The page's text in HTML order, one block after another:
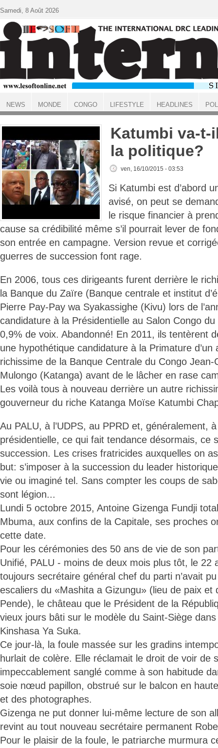
ACCUEIL
Katumbi va-t-
la politique?
ven, 16/10/2015 - 03:53
Si Katumbi est d’abord
avisé, on peut se
le risque financier à
cause sa crédibilité même s’il pourrait lever de
son entrée en campagne. Version revue et
guerres de succession font rage.
En 2006, tous ces dirigeants furent derrière le
la Banque du Zaïre (Banque centrale et institut
Pierre Pay-Pay wa Syakassighe (Kivu) lors de
candidature à la Présidentielle au Salon Congo
0,9% de voix. Abandonné! En 2011, ils tentèrent
une hypothétique candidature à la Primature d’un
richissime de la Banque Centrale du Congo Jean-
Mulongo (Katanga) avant de le lâcher en rase
Les voilà tous à nouveau derrière un autre
gouverneur du riche Katanga Moïse Katumbi
Au PALU, à l’UDPS, au PPRD et, généralement,
présidentielle, ce qui fait tendance désormais, ce
succession. Les crises fratricides auxquelles on
but: s’imposer à la succession du leader
vie ou imaginé tel. Sans compter les coups de
sont légion...
Lundi 5 octobre 2015, Antoine Gizenga Fundji
Mbuma, aux confins de la Capitale, ses proches
cette date.
Pour les cérémonies des 50 ans de vie de son
Unifié, PALU - moins de deux mois plus tôt, le 22
toujours secrétaire général chef du parti n’avait
escaliers du «Mashita a Gizungu» (lieu de paix et
Pende), le château que le Président de la
vieux jours bâti sur le modèle du Saint-Siège
Kinshasa Ya Suka.
Ce jour-là, la foule massée sur les gradins
hurlait de colère. Elle réclamait le droit de voir de
impeccablement sanglé comme à son habitude
soie nœud papillon, obstrué sur le balcon en
et des photographes.
Gizenga ne put donner lui-même lecture de son
revint au tout nouveau secrétaire permanent
Pour le plaisir de la foule, le patriarche murmura
Samedi, 8 Août 2026
NEWS MONDE CONGO LIFESTYLE HEADLINES